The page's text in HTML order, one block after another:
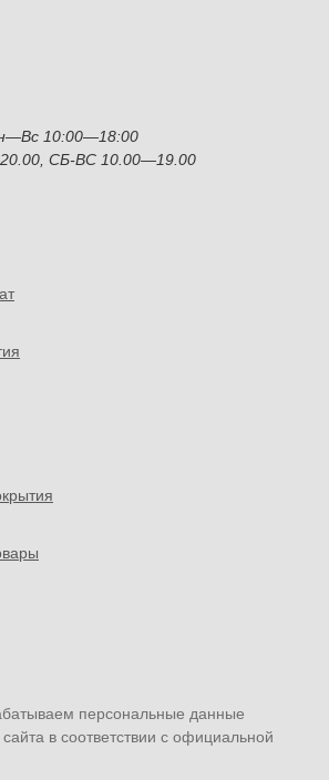
10:00—18:00
СБ-ВС 10.00—19.00
персональные данные
в соответствии с официальной